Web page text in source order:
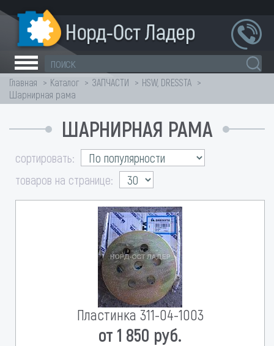
Главная Каталог ЗАПЧАСТИ
HSW, DRESSTA
Шарнирная рама
ШАРНИРНАЯ РАМА
сортировать:
товаров на странице:
Пластинка 311-04-1003
от 1 850 руб.